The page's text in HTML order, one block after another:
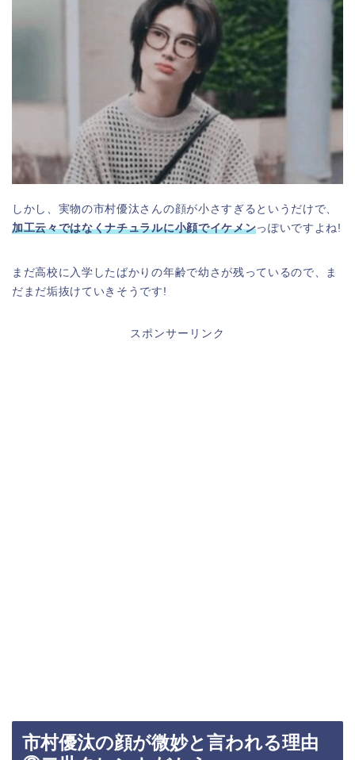
しかし、実物の市村優汰さんの顔が小さすぎるというだけで、
加工云々ではなくナチュラルに小顔でイケメンっぽいですよね!
まだ高校に入学したばかりの年齢で幼さが残っているので、ま
だまだ垢抜けていきそうです!
スポンサーリンク
市村優汰の顔が微妙と言われる理由